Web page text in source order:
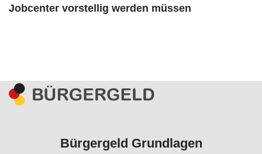
Jobcenter vorstellig werden müssen
Bürgergeld Grundlagen